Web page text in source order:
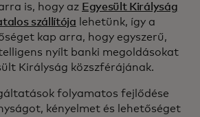
is, hogy az Egyesült Királyság
szállítója lehetünk, így a
kap arra, hogy egyszerű,
nyílt banki megoldásokat
Királyság közszférájának.
folyamatos fejlődése
kényelmet és lehetőséget